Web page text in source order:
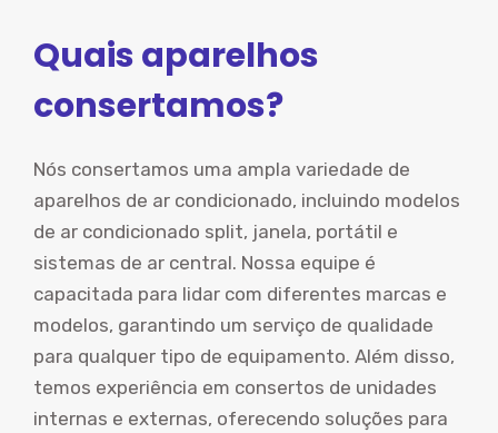
Quais aparelhos
consertamos?
Nós consertamos uma ampla variedade de
aparelhos de ar condicionado, incluindo modelos
de ar condicionado split, janela, portátil e
sistemas de ar central. Nossa equipe é
capacitada para lidar com diferentes marcas e
modelos, garantindo um serviço de qualidade
para qualquer tipo de equipamento. Além disso,
temos experiência em consertos de unidades
internas e externas, oferecendo soluções para